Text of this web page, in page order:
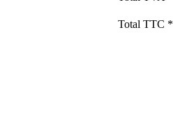
Total TTC *